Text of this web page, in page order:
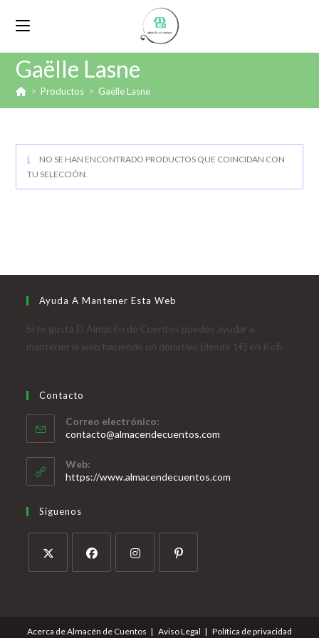
Gaëlle Lasne
> Productos > Gaëlle Lasne
NO SE HAN ENCONTRADO PRODUCTOS QUE COINCIDAN CON
TU SELECCIÓN.
Ayuda A Mantener Esta Web
Si te gusta El Almacén de Cuentos puedes ayudar a
mantener la web haciendo un donativo (desde 1€) en Kofi.
Contacto
Correo electrónico:
contacto@almacendecuentos.com
Web:
https://www.almacendecuentos.com
Síguenos
Acerca de Almacén de Cuentos Aviso Legal Política de privacidad